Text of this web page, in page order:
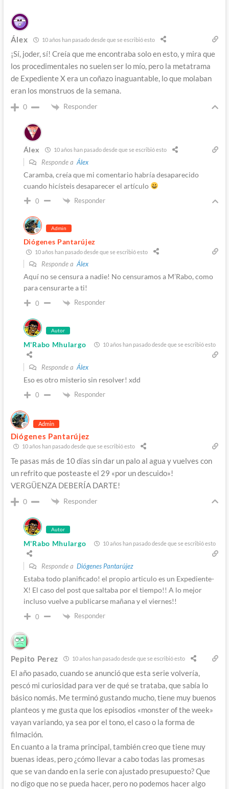
Álex 10 años han pasado desde que se escribió esto
¡Sí, joder, sí! Creía que me encontraba solo en esto, y mira que
los procedimentales no suelen ser lo mío, pero la metatrama
de Expediente X era un coñazo inaguantable, lo que molaban
eran los monstruos de la semana.
0 Responder
Álex 10 años han pasado desde que se escribió esto
Responde a Álex
Caramba, creía que mi comentario habría desaparecido
cuando hicísteis desaparecer el artículo
0 Responder
Admin
Diógenes Pantarújez
10 años han pasado desde que se escribió esto
Responde aÁlex
Aquí no se censura a nadie! No censuramos a M’Rabo, como
para censurarte a ti!
0 Responder
Autor
M'Rabo Mhulargo 10 años han pasado desde que se escribió esto
Responde a Álex
Eso es otro misterio sin resolver! xdd
0 Responder
Admin
Diógenes Pantarújez
10 años han pasado desde que se escribió esto
Te pasas más de 10 días sin dar un palo al agua y vuelves con
un refrito que posteaste el 29 «por un descuido»!
VERGÜENZA DEBERÍA DARTE!
0 Responder
Autor
M'Rabo Mhulargo 10 años han pasado desde que se escribió esto
Responde a Diógenes Pantarújez
Estaba todo planificado! el propio articulo es un Expediente-
X! El caso del post que saltaba por el tiempo!! A lo mejor
incluso vuelve a publicarse mañana y el viernes!!
0 Responder
Pepito Perez 10 años han pasado desde que se escribió esto
El año pasado, cuando se anunció que esta serie volvería,
pescó mi curiosidad para ver de qué se trataba, que sabía lo
básico nomás. Me terminó gustando mucho, tiene muy buenos
planteos y me gusta que los episodios «monster of the week»
vayan variando, ya sea por el tono, el caso o la forma de
filmación.
En cuanto a la trama principal, también creo que tiene muy
buenas ideas, pero ¿cómo llevar a cabo todas las promesas
que se van dando en la serie con ajustado presupuesto? Que
no digo que no se pueda hacer, pero no podemos hacer algo